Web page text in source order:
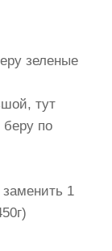
зеленые
тут
по
1